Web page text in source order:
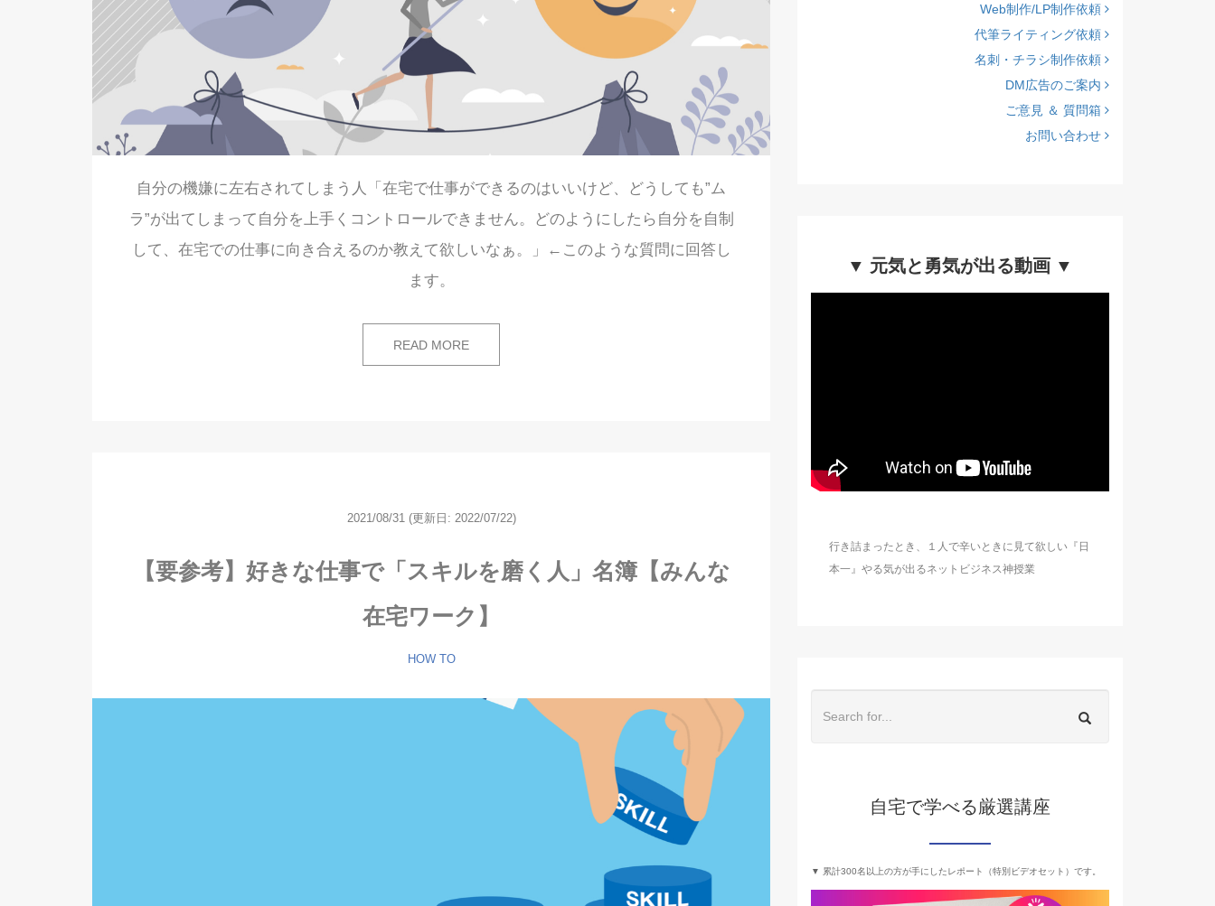
自分の機嫌に左右されてしまう人「在宅で仕事ができるのはいいけど、どうしても”ム
ラ”が出てしまって自分を上手くコントロールできません。どのようにしたら自分を自制
して、在宅での仕事に向き合えるのか教えて欲しいなぁ。」←このような質問に回答し
ます。
READ MORE
2021/08/31 (更新日: 2022/07/22)
【要参考】好きな仕事で「スキルを磨く人」名簿【みんな
在宅ワーク】
HOW TO
Web制作/LP制作依頼
代筆ライティング依頼
名刺・チラシ制作依頼
DM広告のご案内
ご意見 ＆ 質問箱
お問い合わせ
▼ 元気と勇気が出る動画 ▼
行き詰まったとき、１人で辛いときに見て欲しい『日
本一』やる気が出るネットビジネス神授業
自宅で学べる厳選講座
▼ 累計300名以上の方が手にしたレポート（特別ビデオセット）です。